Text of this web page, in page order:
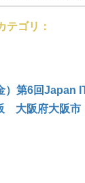
テゴリ：
）第6回Japan
大阪府大阪